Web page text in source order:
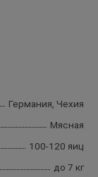
Германия, Чехия
Мясная
100-120 яиц
до 7 кг